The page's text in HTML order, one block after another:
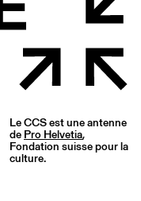
Le CCS est une antenne
de Pro Helvetia,
Fondation suisse pour la
culture.